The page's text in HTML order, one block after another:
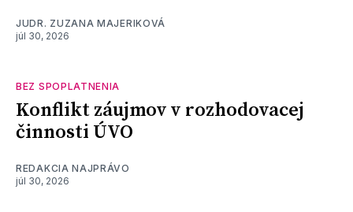
JUDR. ZUZANA MAJERIKOVÁ
júl 30, 2026
BEZ SPOPLATNENIA
Konflikt záujmov v rozhodovacej
činnosti ÚVO
REDAKCIA NAJPRÁVO
júl 30, 2026